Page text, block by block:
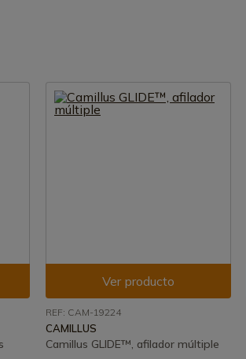
Ver producto
REF: CAM-19224
CAMILLUS
Camillus GLIDE™, afilador múltiple